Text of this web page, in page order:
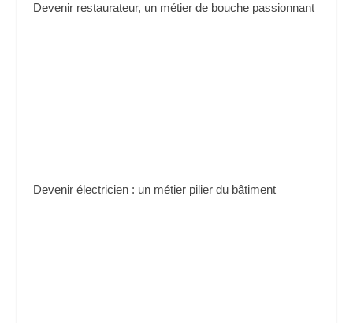
Devenir restaurateur, un métier de bouche passionnant
Devenir électricien : un métier pilier du bâtiment